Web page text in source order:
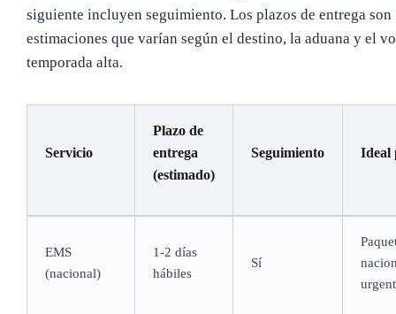
siguiente incluyen seguimiento. Los plazos de entrega son
estimaciones que varían según el destino, la aduana y el
temporada alta.
Servicio
Plazo de
entrega
(estimado)
Seguimiento Ideal
EMS
(nacional)
1-2 días
hábiles
Sí